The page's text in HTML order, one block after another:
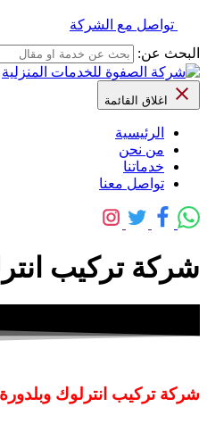
تواصل مع الشركة
البحث عن:
اغلاق القائمة
الرئيسية
من نحن
خدماتنا
تواصل معنا
شركة تركيب انترلوك وبلدورة
شركة تركيب انترلوك